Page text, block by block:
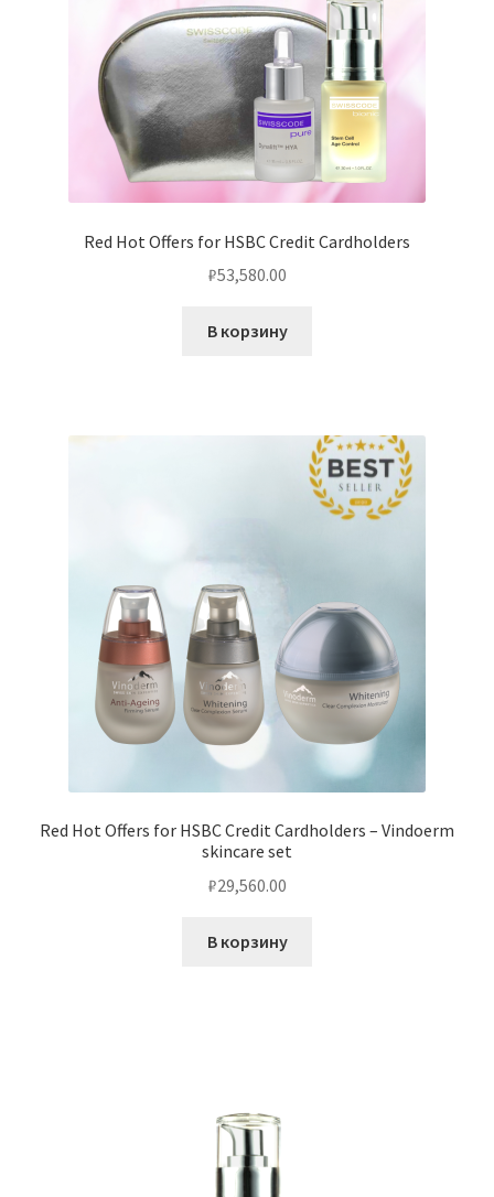
Монтаж и установка кондиционеров
Монтаж промышленных и полупромышленных
кондиционеров
Монтаж систем ВРВ
кондиционеров по оптовым ценам, ниже рыночных
Проектирование систем вентиляции и
Сервисное обслуживание кондиционеров
Средства для дезинфекции кондиционеров
Средства для чистки кондиционеров
Услуги альпинистов при установке и обслуживании
Red Hot Offers for HSBC Credit Cardholders
₽53,580.00
В корзину
Red Hot Offers for HSBC Credit Cardholders – Vindoerm
skincare set
₽29,560.00
В корзину